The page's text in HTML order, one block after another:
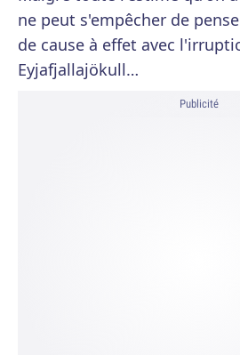
ne peut s'empêcher de
de cause à effet avec
Eyjafjallajökull…
Publicité